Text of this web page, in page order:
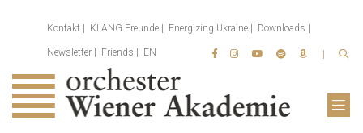
Kontakt KLANG Freunde Energizing Ukraine Downloads
Newsletter Friends EN